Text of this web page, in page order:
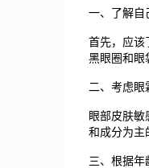
一、了解自
首先，应该
黑眼圈和眼
二、考虑眼
眼部皮肤
和成分为主
三、根据年